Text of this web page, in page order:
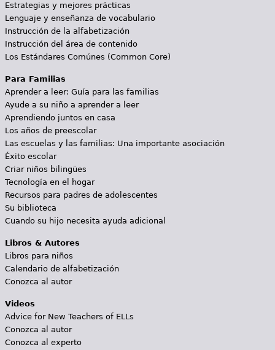
Estrategias y mejores prácticas
Lenguaje y enseñanza de vocabulario
Instrucción de la alfabetización
Instrucción del área de contenido
Los Estándares Comúnes (Common Core)
Para Familias
Aprender a leer: Guía para las familias
Ayude a su niño a aprender a leer
Aprendiendo juntos en casa
Los años de preescolar
Las escuelas y las familias: Una importante asociación
Éxito escolar
Criar niños bilingües
Tecnología en el hogar
Recursos para padres de adolescentes
Su biblioteca
Cuando su hijo necesita ayuda adicional
Libros & Autores
Libros para niños
Calendario de alfabetización
Conozca al autor
Videos
Advice for New Teachers of ELLs
Conozca al autor
Conozca al experto